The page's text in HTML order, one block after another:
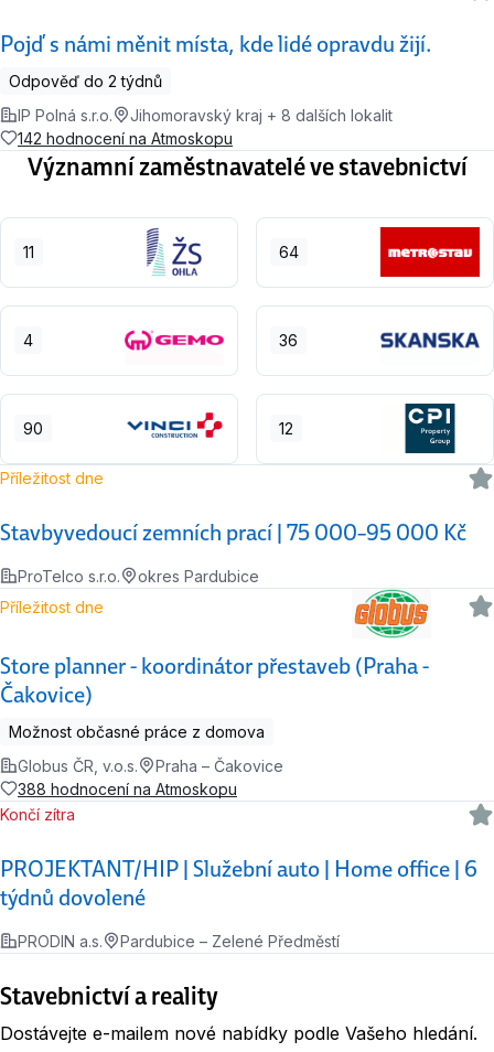
Pojď s námi měnit místa, kde lidé opravdu žijí.
Odpověď do 2 týdnů
IP Polná s.r.o.
Jihomoravský kraj + 8 dalších lokalit
142 hodnocení na Atmoskopu
Významní zaměstnavatelé ve stavebnictví
11 64
4 36
90 12
Stavbyvedoucí zemních prací | 75 000–95 000 Kč
Příležitost dne
ProTelco s.r.o. okres Pardubice
Store planner - koordinátor přestaveb (Praha -
Čakovice)
Příležitost dne
Možnost občasné práce z domova
Globus ČR, v.o.s.
Praha – Čakovice
388 hodnocení na Atmoskopu
PROJEKTANT/HIP | Služební auto | Home office | 6
týdnů dovolené
Končí zítra
PRODIN a.s. Pardubice – Zelené Předměstí
Stavebnictví a reality
Dostávejte e-mailem nové nabídky podle Vašeho hledání.